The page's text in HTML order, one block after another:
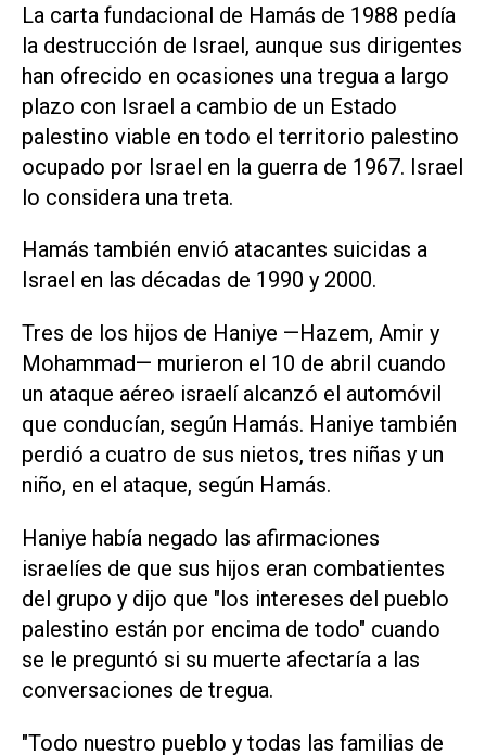
La carta fundacional de Hamás de 1988 pedía
la destrucción de Israel, aunque sus dirigentes
han ofrecido en ocasiones una tregua a largo
plazo con Israel a cambio de un Estado
palestino viable en todo el territorio palestino
ocupado por Israel en la guerra de 1967. Israel
lo considera una treta.
Hamás también envió atacantes suicidas a
Israel en las décadas de 1990 y 2000.
Tres de los hijos de Haniye —Hazem, Amir y
Mohammad— murieron el 10 de abril cuando
un ataque aéreo israelí alcanzó el automóvil
que conducían, según Hamás. Haniye también
perdió a cuatro de sus nietos, tres niñas y un
niño, en el ataque, según Hamás.
Haniye había negado las afirmaciones
israelíes de que sus hijos eran combatientes
del grupo y dijo que "los intereses del pueblo
palestino están por encima de todo" cuando
se le preguntó si su muerte afectaría a las
conversaciones de tregua.
"Todo nuestro pueblo y todas las familias de